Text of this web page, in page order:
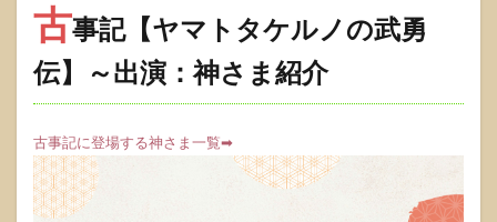
古事記【ヤマトタケルノの武勇
伝】～出演：神さま紹介
古事記に登場する神さま一覧➡